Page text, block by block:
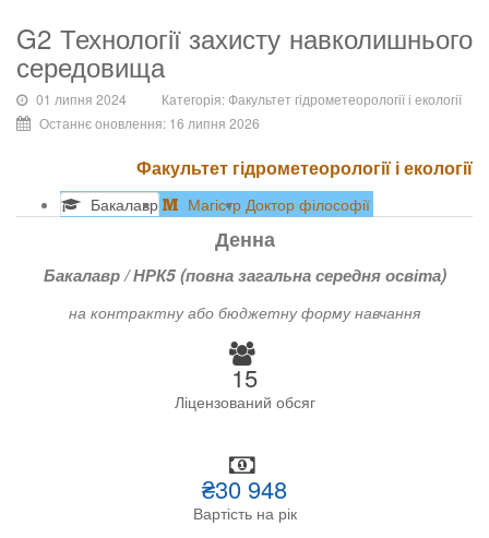
G2 Технології захисту навколишнього
середовища
01 липня 2024 Категорія:Факультет гідрометеорології і екології
Останнє оновлення: 16 липня 2026
Факультет гідрометеорології і екології
Бакалавр Магістр Доктор філософії
Денна
Бакалавр / НРК5 (повна загальна середня освіта)
на контрактну або бюджетну форму навчання
15
Ліцензований обсяг
₴30 948
Вартість на рік